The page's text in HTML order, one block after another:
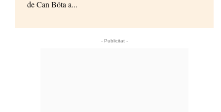
de Can Bóta a...
- Publicitat -